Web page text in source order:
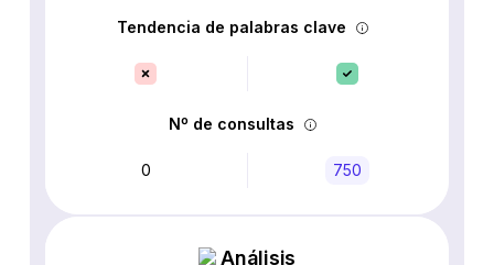
Tendencia de palabras clave
Nº de consultas
0 750
Análisis